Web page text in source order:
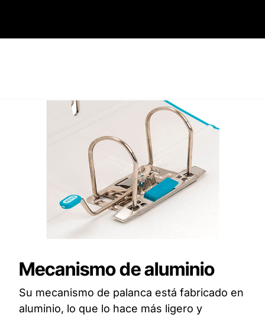
Mecanismo de aluminio
Su mecanismo de palanca está fabricado en
aluminio, lo que lo hace más ligero y